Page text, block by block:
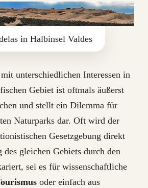
in Halbinsel Valdes
unterschiedlichen Interessen in
Gebiet ist oftmals äußerst
und stellt ein Dilemma für
Naturparks dar. Oft wird der
Gesetzgebung direkt
gleichen Gebiets durch den
sei es für wissenschaftliche
oder einfach aus